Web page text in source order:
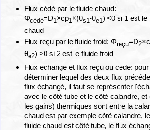
Flux cédé par le fluide chaud:
Φcédé=D1×cp1×(θs1-θe1) <0 si 1 est le
chaud
Flux reçu par le fluide froid: Φreçu=D2
θe2) >0 si 2 est le fluide froid
Flux échangé et flux reçu ou cédé: pour
déterminer lequel des deux flux
flux échangé, il faut se représenter
avec le côté tube et le côté calandre,
les gains) thermiques sont entre la
chaud est par exemple côté calandre,
fluide chaud est côté tube, le flux